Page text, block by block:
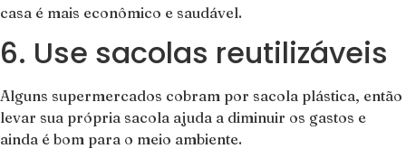
casa é mais econômico e saudável.
6. Use sacolas reutilizáveis
Alguns supermercados cobram por sacola plástica, então
levar sua própria sacola ajuda a diminuir os gastos e
ainda é bom para o meio ambiente.